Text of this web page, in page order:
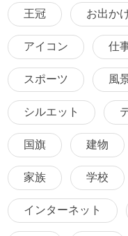
王冠 お出か
アイコン 仕
スポーツ 風
シルエット
国旗 建物
家族 学校
インターネット